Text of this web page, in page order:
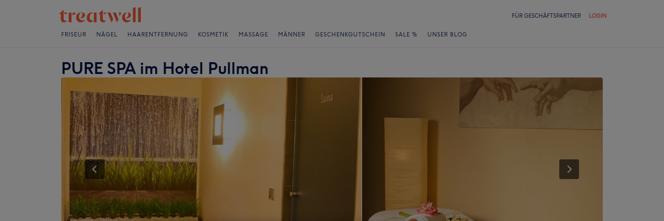
FÜR GESCHÄFTSPARTNER LOGIN
FRISEUR NÄGEL HAARENTFERNUNG KOSMETIK MASSAGE MÄNNER GESCHENKGUTSCHEIN SALE % UNSER BLOG
PURE SPA im Hotel Pullman